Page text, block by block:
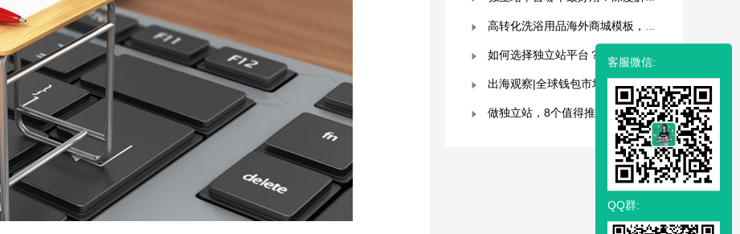
如何选择独立站平台？8大平台对比分析！建议收藏！
出海观察|全球钱包市场分析及趋势预测
做独立站，8个值得推荐的建站平台 ！卖家快冲！
客服微信:
QQ群: